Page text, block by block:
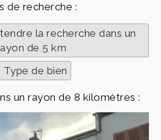
de recherche :
la recherche dans un
de 5 km
Type de bien
un rayon de 8 kilomètres :